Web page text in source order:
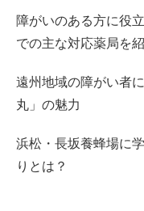
障がいのある方に役
での主な対応薬局を
遠州地域の障がい者
丸」の魅力
浜松・長坂養蜂場に
りとは？